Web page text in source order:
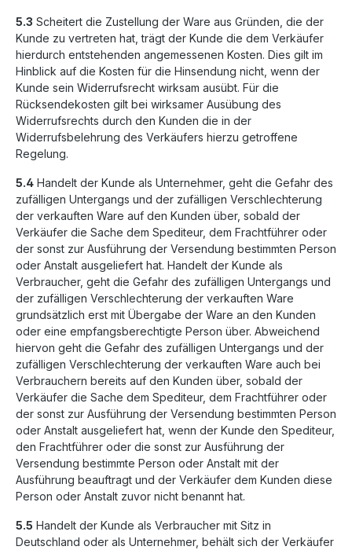
5.3 Scheitert die Zustellung der Ware aus Gründen, die der
Kunde zu vertreten hat, trägt der Kunde die dem Verkäufer
hierdurch entstehenden angemessenen Kosten. Dies gilt im
Hinblick auf die Kosten für die Hinsendung nicht, wenn der
Kunde sein Widerrufsrecht wirksam ausübt. Für die
Rücksendekosten gilt bei wirksamer Ausübung des
Widerrufsrechts durch den Kunden die in der
Widerrufsbelehrung des Verkäufers hierzu getroffene
Regelung.
5.4 Handelt der Kunde als Unternehmer, geht die Gefahr des
zufälligen Untergangs und der zufälligen Verschlechterung
der verkauften Ware auf den Kunden über, sobald der
Verkäufer die Sache dem Spediteur, dem Frachtführer oder
der sonst zur Ausführung der Versendung bestimmten Person
oder Anstalt ausgeliefert hat. Handelt der Kunde als
Verbraucher, geht die Gefahr des zufälligen Untergangs und
der zufälligen Verschlechterung der verkauften Ware
grundsätzlich erst mit Übergabe der Ware an den Kunden
oder eine empfangsberechtigte Person über. Abweichend
hiervon geht die Gefahr des zufälligen Untergangs und der
zufälligen Verschlechterung der verkauften Ware auch bei
Verbrauchern bereits auf den Kunden über, sobald der
Verkäufer die Sache dem Spediteur, dem Frachtführer oder
der sonst zur Ausführung der Versendung bestimmten Person
oder Anstalt ausgeliefert hat, wenn der Kunde den Spediteur,
den Frachtführer oder die sonst zur Ausführung der
Versendung bestimmte Person oder Anstalt mit der
Ausführung beauftragt und der Verkäufer dem Kunden diese
Person oder Anstalt zuvor nicht benannt hat.
5.5 Handelt der Kunde als Verbraucher mit Sitz in
Deutschland oder als Unternehmer, behält sich der Verkäufer